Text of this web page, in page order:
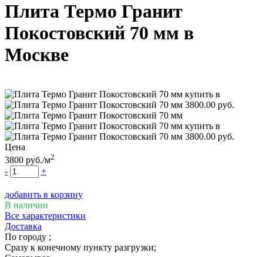
Плита Термо Гранит
Покостовский 70 мм в
Москве
Цена
3800 руб./м2
- +
добавить в корзину
В наличии
Все характеристики
Доставка
По городу ;
Сразу к конечному пункту разгрузки;